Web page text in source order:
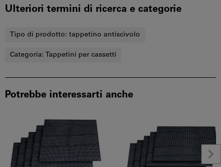
Ulteriori termini di ricerca e categorie
Tipo di prodotto: tappetino antiscivolo
Categoria: Tappetini per cassetti
Potrebbe interessarti anche